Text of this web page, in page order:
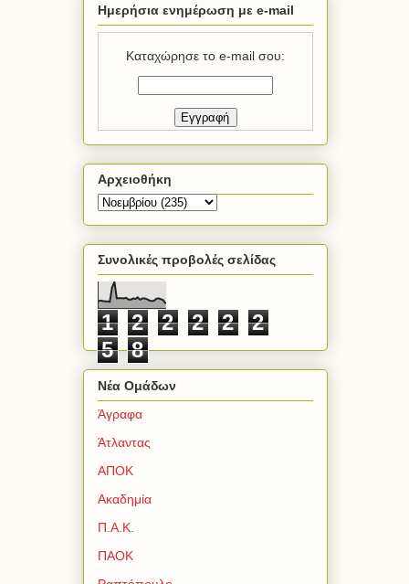
Ημερήσια ενημέρωση με e-mail
Καταχώρησε το e-mail σου:
Αρχειοθήκη
Συνολικές προβολές σελίδας
1 2 2 2 2
2
5
8
Νέα Ομάδων
Άγραφα
Άτλαντας
ΑΠΟΚ
Ακαδημία
Π.Α.Κ.
ΠΑΟΚ